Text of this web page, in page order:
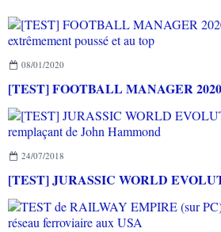
08/01/2020
24/07/2018